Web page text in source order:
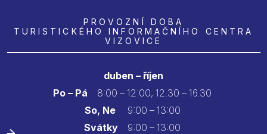
PROVOZNÍ DOBA
TURISTICKÉHO INFORMAČNÍHO CENTRA
VIZOVICE
duben – říjen
Po – Pá
8:00 – 12:00, 12.30 – 16.30
So, Ne9:00 – 13:00
Svátky 9:00 – 13:00